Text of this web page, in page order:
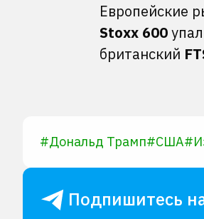
Европейские
Stoxx 600
британский
#Дональд Трамп#США#
Подпишитесь